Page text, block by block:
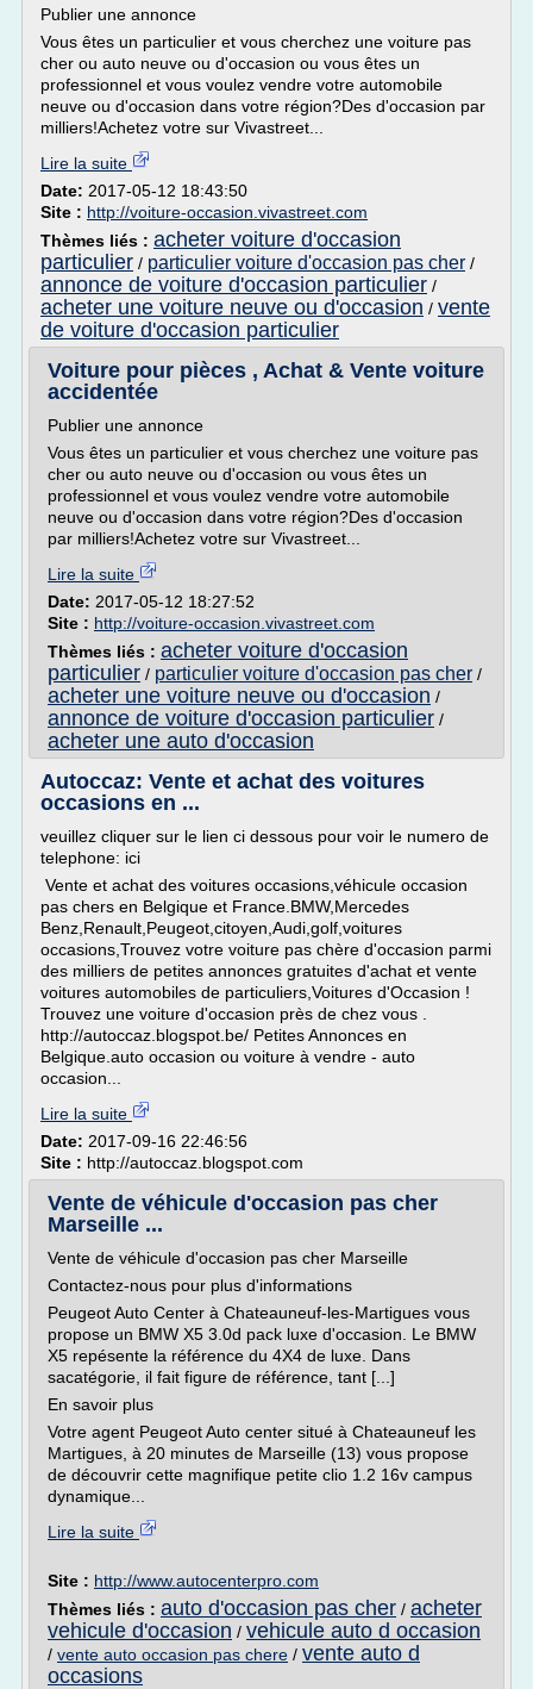
Publier une annonce
Vous êtes un particulier et vous cherchez une voiture pas
cher ou auto neuve ou d'occasion ou vous êtes un
professionnel et vous voulez vendre votre automobile
neuve ou d'occasion dans votre région?Des d'occasion par
milliers!Achetez votre sur Vivastreet...
Lire la suite
Date: 2017-05-12 18:43:50
Site : http://voiture-occasion.vivastreet.com
Thèmes liés : acheter voiture d'occasion
particulier / particulier voiture d'occasion pas cher /
annonce de voiture d'occasion particulier /
acheter une voiture neuve ou d'occasion / vente
de voiture d'occasion particulier
Voiture pour pièces , Achat & Vente voiture
accidentée
Publier une annonce
Vous êtes un particulier et vous cherchez une voiture pas
cher ou auto neuve ou d'occasion ou vous êtes un
professionnel et vous voulez vendre votre automobile
neuve ou d'occasion dans votre région?Des d'occasion
par milliers!Achetez votre sur Vivastreet...
Lire la suite
Date: 2017-05-12 18:27:52
Site : http://voiture-occasion.vivastreet.com
Thèmes liés : acheter voiture d'occasion
particulier / particulier voiture d'occasion pas cher /
acheter une voiture neuve ou d'occasion /
annonce de voiture d'occasion particulier /
acheter une auto d'occasion
Autoccaz: Vente et achat des voitures
occasions en ...
veuillez cliquer sur le lien ci dessous pour voir le numero de
telephone: ici
Vente et achat des voitures occasions,véhicule occasion
pas chers en Belgique et France.BMW,Mercedes
Benz,Renault,Peugeot,citoyen,Audi,golf,voitures
occasions,Trouvez votre voiture pas chère d'occasion parmi
des milliers de petites annonces gratuites d'achat et vente
voitures automobiles de particuliers,Voitures d'Occasion !
Trouvez une voiture d'occasion près de chez vous .
http://autoccaz.blogspot.be/ Petites Annonces en
Belgique.auto occasion ou voiture à vendre - auto
occasion...
Lire la suite
Date: 2017-09-16 22:46:56
Site : http://autoccaz.blogspot.com
Vente de véhicule d'occasion pas cher
Marseille ...
Vente de véhicule d'occasion pas cher Marseille
Contactez-nous pour plus d'informations
Peugeot Auto Center à Chateauneuf-les-Martigues vous
propose un BMW X5 3.0d pack luxe d'occasion. Le BMW
X5 repésente la référence du 4X4 de luxe. Dans
sacatégorie, il fait figure de référence, tant [...]
En savoir plus
Votre agent Peugeot Auto center situé à Chateauneuf les
Martigues, à 20 minutes de Marseille (13) vous propose
de découvrir cette magnifique petite clio 1.2 16v campus
dynamique...
Lire la suite
Site : http://www.autocenterpro.com
Thèmes liés : auto d'occasion pas cher / acheter
vehicule d'occasion / vehicule auto d occasion
/ vente auto occasion pas chere / vente auto d
occasions